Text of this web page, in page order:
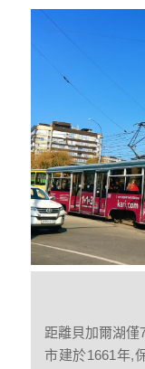
距離貝加爾湖僅
市建於1661年,